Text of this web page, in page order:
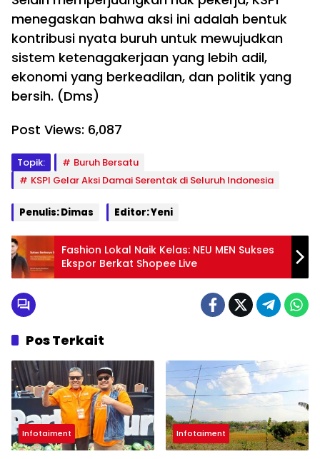
menegaskan bahwa aksi ini adalah bentuk
kontribusi nyata buruh untuk mewujudkan
sistem ketenagakerjaan yang lebih adil,
ekonomi yang berkeadilan, dan politik yang
bersih. (Dms)
Post Views: 6,087
Topik:
Buruh Bersatu
KSPI Gelar Aksi Damai Serentak di Seluruh Indonesia
Penulis: Dimas Editor: Yeni
Fashion Lokal Naik Kelas: NEU MEN Sukses
Ekspor Berkat Shopee Live
Pos Terkait
Infotaiment Infotaiment